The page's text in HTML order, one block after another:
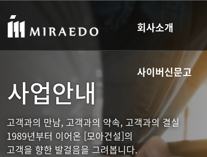
회사소개
사이버신문고
사업안내
고객과의 만남, 고객과의 약속, 고객과의 결실
1989년부터 이어온 [모아건설]의
고객을 향한 발걸음을 그려봅니다.